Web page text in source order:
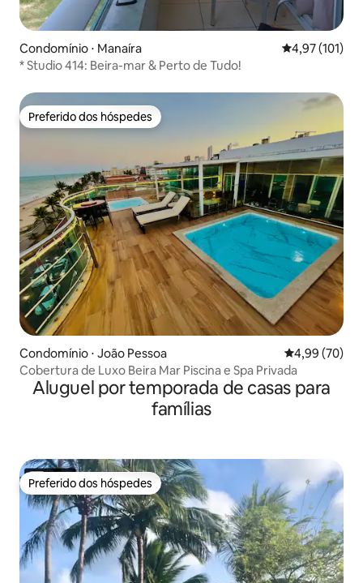
Condomínio ⋅ Manaíra 4,97 de uma
4,97 (101)
* Studio 414: Beira-mar & Perto de Tudo!
Preferido dos hóspedes
Preferido dos hóspedes
Condomínio ⋅ João Pessoa 4,99 de uma
4,99 (70)
Cobertura de Luxo Beira Mar Piscina e Spa Privada
Aluguel por temporada de casas para
famílias
Preferido dos hóspedes
Preferido dos hóspedes